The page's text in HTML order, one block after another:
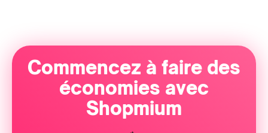
Commencez à faire des
économies avec
Shopmium